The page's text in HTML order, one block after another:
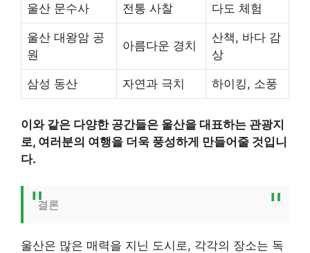
울산 문수사 전통 사찰 다도 체험
울산 대왕암 공
원
아름다운 경치
산책, 바다 감
상
삼성 동산 자연과 극치 하이킹, 소풍
이와 같은 다양한 공간들은 울산을 대표하는 관광지
로, 여러분의 여행을 더욱 풍성하게 만들어줄 것입니
다.
결론
울산은 많은 매력을 지닌 도시로, 각각의 장소는 독